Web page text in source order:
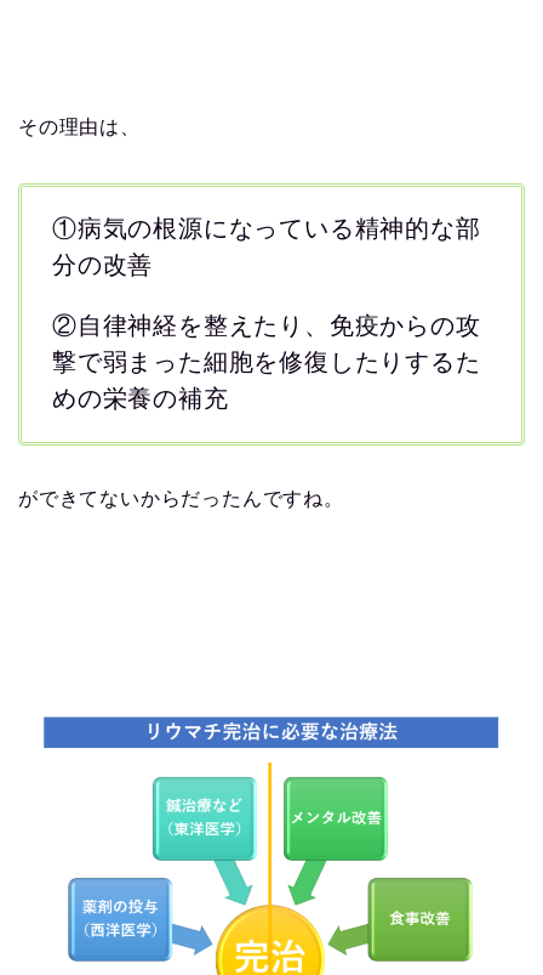
その理由は、
①病気の根源になっている精神的な部
分の改善
②自律神経を整えたり、免疫からの攻
撃で弱まった細胞を修復したりするた
めの栄養の補充
ができてないからだったんですね。